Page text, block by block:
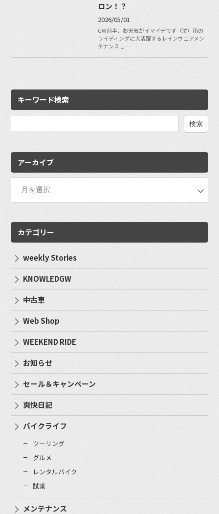
ロン！？
2026/05/01
GW前半、お天気がイマイチです（泣）雨の
ライディングに大活躍するレインウェアメン
テナンスし…
キーワード検索
アーカイブ
カテゴリー
weekly Stories
KNOWLEDGW
中古車
Web Shop
WEEKEND RIDE
お知らせ
セール＆キャンペーン
爽快日記
バイクライフ
ツーリング
グルメ
レンタルバイク
試乗
メンテナンス